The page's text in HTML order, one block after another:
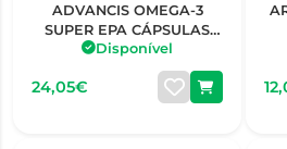
ADVANCIS OMEGA-3
SUPER EPA CÁPSULAS
X30
Disponível
24,05€